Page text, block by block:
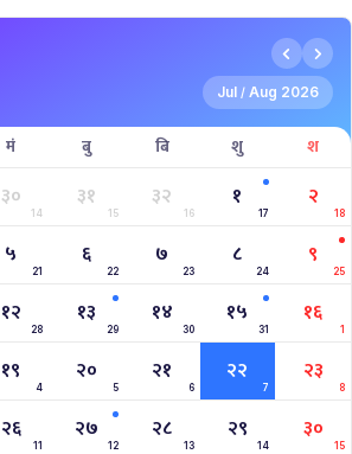
Jul / Aug 2026
मं बु बि शु श
३०
14
३१
15
३२
16
१
17
२
18
५
21
६
22
७
23
८
24
९
25
१२
28
१३
29
१४
30
१५
31
१६
1
१९
4
२०
5
२१
6
२२
7
२३
8
२६
11
२७
12
२८
13
२९
14
३०
15